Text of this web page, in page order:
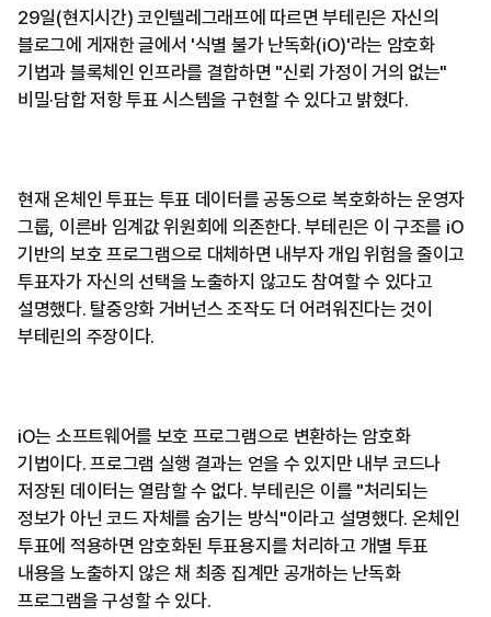
29일(현지시간) 코인텔레그래프에 따르면 부테린은 자신의
블로그에 게재한 글에서 '식별 불가 난독화(iO)'라는 암호화
기법과 블록체인 인프라를 결합하면 "신뢰 가정이 거의 없는"
비밀·담합 저항 투표 시스템을 구현할 수 있다고 밝혔다.
현재 온체인 투표는 투표 데이터를 공동으로 복호화하는 운영자
그룹, 이른바 임계값 위원회에 의존한다. 부테린은 이 구조를 iO
기반의 보호 프로그램으로 대체하면 내부자 개입 위험을 줄이고
투표자가 자신의 선택을 노출하지 않고도 참여할 수 있다고
설명했다. 탈중앙화 거버넌스 조작도 더 어려워진다는 것이
부테린의 주장이다.
iO는 소프트웨어를 보호 프로그램으로 변환하는 암호화
기법이다. 프로그램 실행 결과는 얻을 수 있지만 내부 코드나
저장된 데이터는 열람할 수 없다. 부테린은 이를 "처리되는
정보가 아닌 코드 자체를 숨기는 방식"이라고 설명했다. 온체인
투표에 적용하면 암호화된 투표용지를 처리하고 개별 투표
내용을 노출하지 않은 채 최종 집계만 공개하는 난독화
프로그램을 구성할 수 있다.